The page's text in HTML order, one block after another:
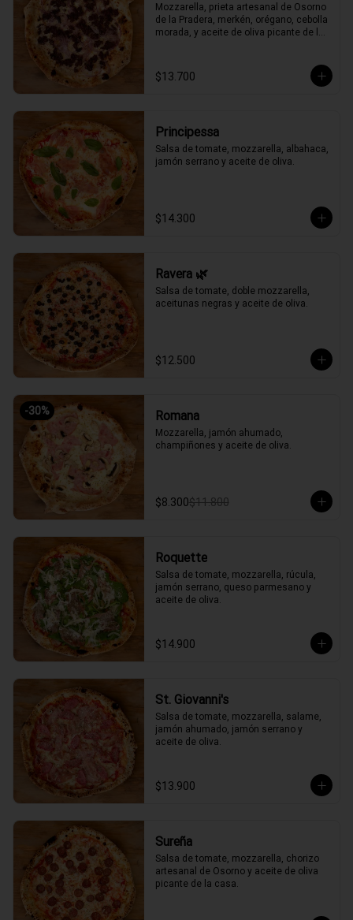
Mozzarella, prieta artesanal de Osorno
de la Pradera, merkén, orégano, cebolla
morada, y aceite de oliva picante de la
$13.700
Principessa
Salsa de tomate, mozzarella, albahaca,
jamón serrano y aceite de oliva.
$14.300
Ravera 🌿
Salsa de tomate, doble mozzarella,
aceitunas negras y aceite de oliva.
$12.500
-30% Romana
Mozzarella, jamón ahumado,
champiñones y aceite de oliva.
$8.300$11.800
Roquette
Salsa de tomate, mozzarella, rúcula,
jamón serrano, queso parmesano y
aceite de oliva.
$14.900
St. Giovanni's
Salsa de tomate, mozzarella, salame,
jamón ahumado, jamón serrano y
aceite de oliva.
$13.900
Sureña
Salsa de tomate, mozzarella, chorizo
artesanal de Osorno y aceite de oliva
picante de la casa.